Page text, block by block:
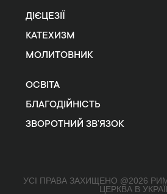
ДІЄЦЕЗІЇ
КАТЕХИЗМ
МОЛИТОВНИК
ОСВІТА
БЛАГОДІЙНІСТЬ
ЗВОРОТНИЙ ЗВ’ЯЗОК
УСІ ПРАВА ЗАХИЩЕНО @2026
ЦЕРКВА В